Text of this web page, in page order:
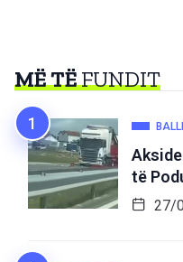
MË TËFUNDIT
të
27/